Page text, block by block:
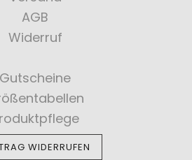
AGB
Widerruf
Gutscheine
WIDERRUFEN